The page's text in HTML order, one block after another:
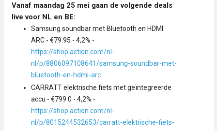
Vanaf maandag 25 mei gaan de volgende deals
live voor NL en BE:
Samsung soundbar met Bluetooth en HDMI
ARC - €79.95 - 4,2% -
https://shop.action.com/nl-
nl/p/8806097108641/samsung-soundbar-met-
bluetooth-en-hdmi-arc
CARRATT elektrische fiets met geïntegreerde
accu - €799.0 - 4,2% -
https://shop.action.com/nl-
nl/p/8015244532653/carratt-elektrische-fiets-